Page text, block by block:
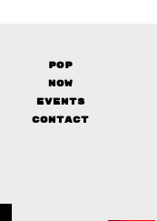
Pop
Now
Events
Contact